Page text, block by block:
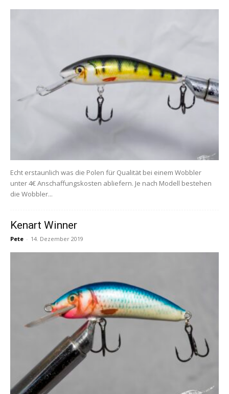
Echt erstaunlich was die Polen für Qualität bei einem Wobbler
unter 4€ Anschaffungskosten abliefern. Je nach Modell bestehen
die Wobbler...
Kenart Winner
Pete - 14. Dezember 2019